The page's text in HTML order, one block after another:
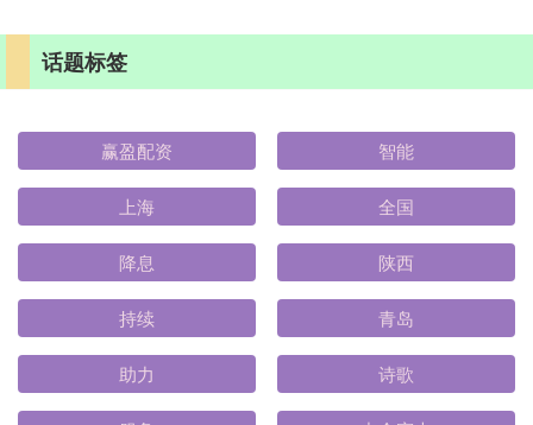
话题标签
赢盈配资 智能
上海 全国
降息 陕西
持续 青岛
助力 诗歌